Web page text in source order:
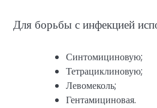
Для борьбы с инфекцией
Синтомициновую;
Тетрациклиновую;
Левомеколь;
Гентамициновая.